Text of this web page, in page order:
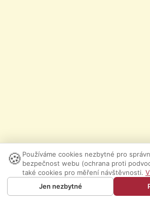
🍪 Používáme cookies nezbytné pro
bezpečnost webu (ochrana proti
také cookies pro měření návštěvnosti.
Jen nezbytné